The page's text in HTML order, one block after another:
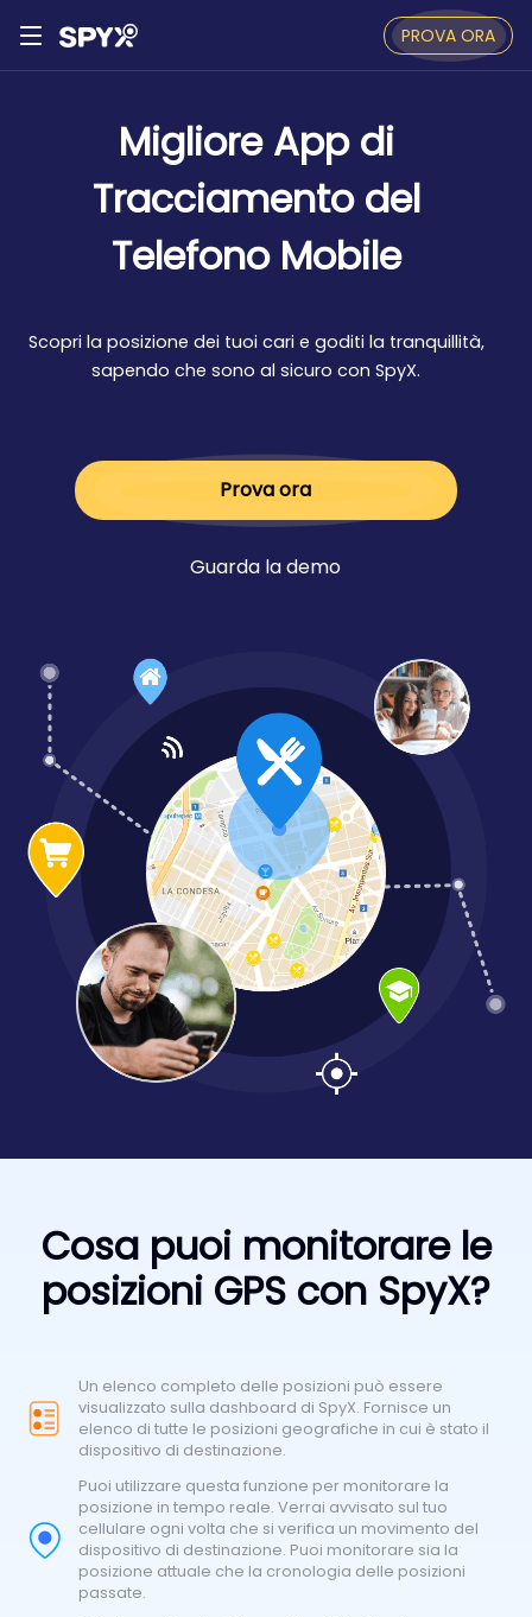
PROVA ORA
Migliore App di
Tracciamento del
Telefono Mobile
Scopri la posizione dei tuoi cari e goditi la tranquillità,
sapendo che sono al sicuro con SpyX.
Prova ora
Guarda la demo
Un elenco completo delle posizioni può essere
visualizzato sulla dashboard di SpyX. Fornisce un
elenco di tutte le posizioni geografiche in cui è stato il
dispositivo di destinazione.
Puoi utilizzare questa funzione per monitorare la
posizione in tempo reale. Verrai avvisato sul tuo
cellulare ogni volta che si verifica un movimento del
dispositivo di destinazione. Puoi monitorare sia la
posizione attuale che la cronologia delle posizioni
passate.
Cosa puoi monitorare le
posizioni GPS con SpyX?